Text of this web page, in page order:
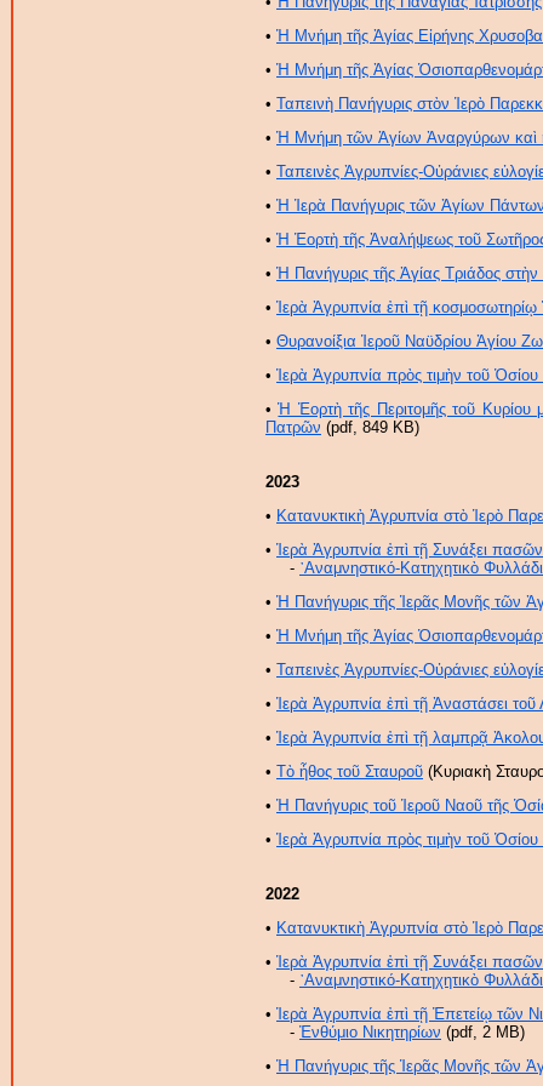
• Ἡ Μνήμη τῆς Ἁγίας Εἰρήνης
• Ἡ Μνήμη τῆς Ἁγίας
• Ταπεινὴ Πανήγυρις στὸν Ἱερὸ
• Ἡ Μνήμη τῶν Ἁγίων Ἀναργύρων καὶ
• Ταπεινὲς Ἀγρυπνίες-Οὐράνιες
• Ἡ Ἱερὰ Πανήγυρις τῶν Ἁγίων
• Ἡ Ἑορτὴ τῆς Ἀναλήψεως τοῦ
• Ἡ Πανήγυρις τῆς Ἁγίας Τριάδος
• Ἱερὰ Ἀγρυπνία ἐπὶ τῇ
• Θυρανοίξια Ἱεροῦ Ναϋδρίου Ἁγίου
• Ἱερὰ Ἀγρυπνία πρὸς τιμὴν τοῦ
•Ἡ Ἑορτὴ τῆς Περιτομῆς τοῦ
Πατρῶν (pdf, 849 ΚB)
2023
• Κατανυκτικὴ Ἀγρυπνία στὸ Ἱερὸ
• Ἱερὰ Ἀγρυπνία ἐπὶ τῇ Συνάξει
- ᾿Αναμνηστικό-Κατηχητικὸ
• Ἡ Πανήγυρις τῆς Ἱερᾶς Μονῆς τῶν
• Ἡ Μνήμη τῆς Ἁγίας
• Ταπεινὲς Ἀγρυπνίες-Οὐράνιες
• Ἱερὰ Ἀγρυπνία ἐπὶ τῇ Ἀναστάσει
• Ἱερὰ Ἀγρυπνία ἐπὶ τῇ λαμπρᾷ
• Τὸ ἦθος τοῦ Σταυροῦ (Κυριακὴ
• Ἡ Πανήγυρις τοῦ Ἱεροῦ Ναοῦ τῆς
• Ἱερὰ Ἀγρυπνία πρὸς τιμὴν τοῦ
2022
• Κατανυκτικὴ Ἀγρυπνία στὸ Ἱερὸ
• Ἱερὰ Ἀγρυπνία ἐπὶ τῇ Συνάξει
- ᾿Αναμνηστικό-Κατηχητικὸ
• Ἱερὰ Ἀγρυπνία ἐπὶ τῇ Ἐπετείῳ τῶν
- Ἐνθύμιο Νικητηρίων (pdf, 2 MB)
• Ἡ Πανήγυρις τῆς Ἱερᾶς Μονῆς τῶν